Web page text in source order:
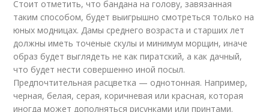
Стоит отметить, что бандана на голову, завязанная
таким способом, будет выигрышно смотреться только на
юных модницах. Дамы среднего возраста и старших лет
должны иметь точеные скулы и минимум морщин, иначе
образ будет выглядеть не как пиратский, а как дачный,
что будет нести совершенно иной посыл.
Предпочтительная расцветка — однотонная. Например,
черная, белая, серая, коричневая или красная, которая
иногда может дополняться рисунками или принтами.